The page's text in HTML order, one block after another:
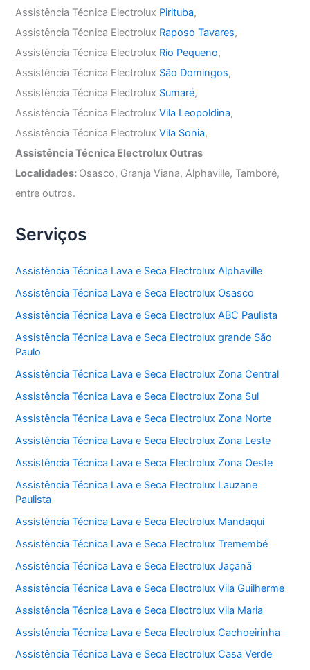
Assistência Técnica Electrolux Pirituba,
Assistência Técnica Electrolux Raposo Tavares,
Assistência Técnica Electrolux Rio Pequeno,
Assistência Técnica Electrolux São Domingos,
Assistência Técnica Electrolux Sumaré,
Assistência Técnica ElectroluxVila Leopoldina,
Assistência Técnica ElectroluxVila Sonia,
Assistência Técnica Electrolux Outras
Localidades: Osasco, Granja Viana, Alphaville, Tamboré,
entre outros.
Serviços
Assistência Técnica Lava e Seca Electrolux Alphaville
Assistência Técnica Lava e Seca Electrolux Osasco
Assistência Técnica Lava e Seca Electrolux ABC Paulista
Assistência Técnica Lava e Seca Electrolux grande São
Paulo
Assistência Técnica Lava e Seca Electrolux Zona Central
Assistência Técnica Lava e Seca Electrolux Zona Sul
Assistência Técnica Lava e Seca Electrolux Zona Norte
Assistência Técnica Lava e Seca Electrolux Zona Leste
Assistência Técnica Lava e Seca Electrolux Zona Oeste
Assistência Técnica Lava e Seca Electrolux Lauzane
Paulista
Assistência Técnica Lava e Seca Electrolux Mandaqui
Assistência Técnica Lava e Seca Electrolux Tremembé
Assistência Técnica Lava e Seca Electrolux Jaçanã
Assistência Técnica Lava e Seca Electrolux Vila Guilherme
Assistência Técnica Lava e Seca Electrolux Vila Maria
Assistência Técnica Lava e Seca Electrolux Cachoeirinha
Assistência Técnica Lava e Seca Electrolux Casa Verde